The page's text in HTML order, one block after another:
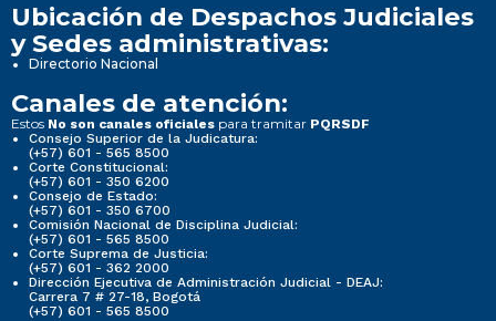
Ubicación de Despachos Judiciales
y Sedes administrativas:
Directorio Nacional
Canales de atención:
Estos No son canales oficiales para tramitar PQRSDF
Consejo Superior de la Judicatura:
(+57) 601 - 565 8500
Corte Constitucional:
(+57) 601 - 350 6200
Consejo de Estado:
(+57) 601 - 350 6700
Comisión Nacional de Disciplina Judicial:
(+57) 601 - 565 8500
Corte Suprema de Justicia:
(+57) 601 - 362 2000
Dirección Ejecutiva de Administración Judicial - DEAJ:
Carrera 7 # 27-18, Bogotá
(+57) 601 - 565 8500